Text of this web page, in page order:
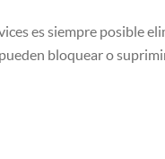
es siempre posible
bloquear o